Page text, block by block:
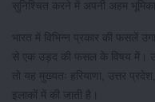
सुनिश्चित करने में अपनी अहम भूमिका
भारत में विभिन्न प्रकार की फसलें
से एक उड़द की फसल के विषय में।
तो यह मुख्यतः हरियाणा, उत्तर
इलाकों में की जाती है।